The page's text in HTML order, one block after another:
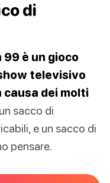
di
è un gioco
televisivo
causa dei molti
sacco di
e un sacco di
pensare.